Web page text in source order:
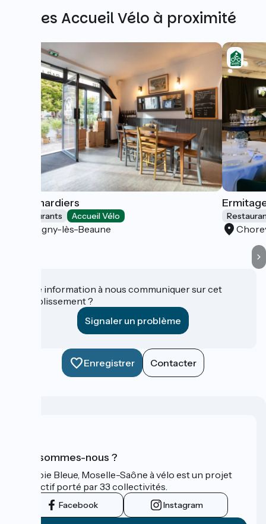
Autres Accueil Vélo à proximité
Les Pinardiers
Restaurants Accueil Vélo
Savigny-lès-Beaune
Une information à nous communiquer sur cet
établissement ?
Signaler un problème
Enregistrer Contacter
Qui sommes-nous ?
La Voie Bleue, Moselle-Saône à vélo est un projet
collectif porté par 33 collectivités.
Facebook Instagram